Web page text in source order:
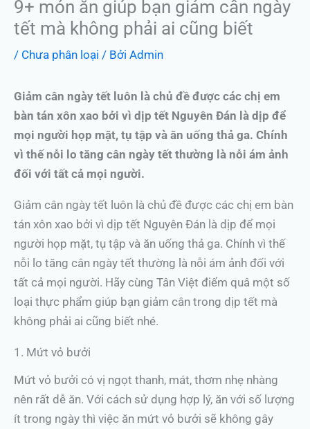
9+ món ăn giúp bạn giảm cân ngày
tết mà không phải ai cũng biết
/ Chưa phân loại / Bởi Admin
Giảm cân ngày tết luôn là chủ đề được các chị em
bàn tán xôn xao bởi vì dịp tết Nguyên Đán là dịp để
mọi người họp mặt, tụ tập và ăn uống thả ga. Chính
vì thế nỗi lo tăng cân ngày tết thường là nỗi ám ảnh
đối với tất cả mọi người.
Giảm cân ngày tết luôn là chủ đề được các chị em bàn
tán xôn xao bởi vì dịp tết Nguyên Đán là dịp để mọi
người họp mặt, tụ tập và ăn uống thả ga. Chính vì thế
nỗi lo tăng cân ngày tết thường là nỗi ám ảnh đối với
tất cả mọi người. Hãy cùng Tân Việt điểm quâ một số
loại thực phẩm giúp bạn giảm cân trong dịp tết mà
không phải ai cũng biết nhé.
1. Mứt vỏ bưởi
Mứt vỏ bưởi có vị ngọt thanh, mát, thơm nhẹ nhàng
nên rất dễ ăn. Với cách sử dụng hợp lý, ăn với số lượng
ít trong ngày thì việc ăn mứt vỏ bưởi sẽ không gây